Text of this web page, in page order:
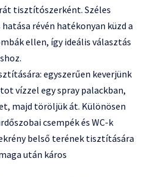
tisztítószerként. Széles
révén hatékonyan küzd a
ellen, így ideális választás
egyszerűen keverjünk
vízzel egy spray palackban,
majd töröljük át. Különösen
csempék és WC-k
belső terének tisztítására
után káros